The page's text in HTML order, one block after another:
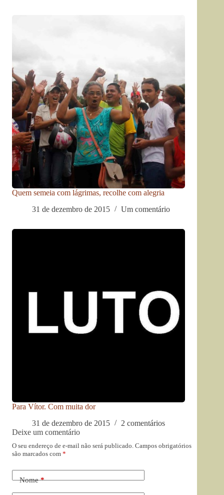
Quem semeia com lágrimas, recolhe com alegria
31 de dezembro de 2015
Um comentário
Para Vítor. Com muita dor
31 de dezembro de 2015
2 comentários
Deixe um comentário
O seu endereço de e-mail não será publicado. Campos obrigatórios
são marcados com *
Nome*